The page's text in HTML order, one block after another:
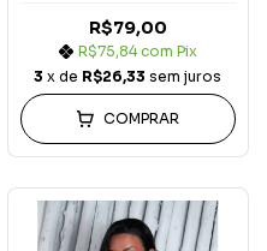
R$79,00
R$75,84com Pix
3 x de R$26,33 sem juros
COMPRAR